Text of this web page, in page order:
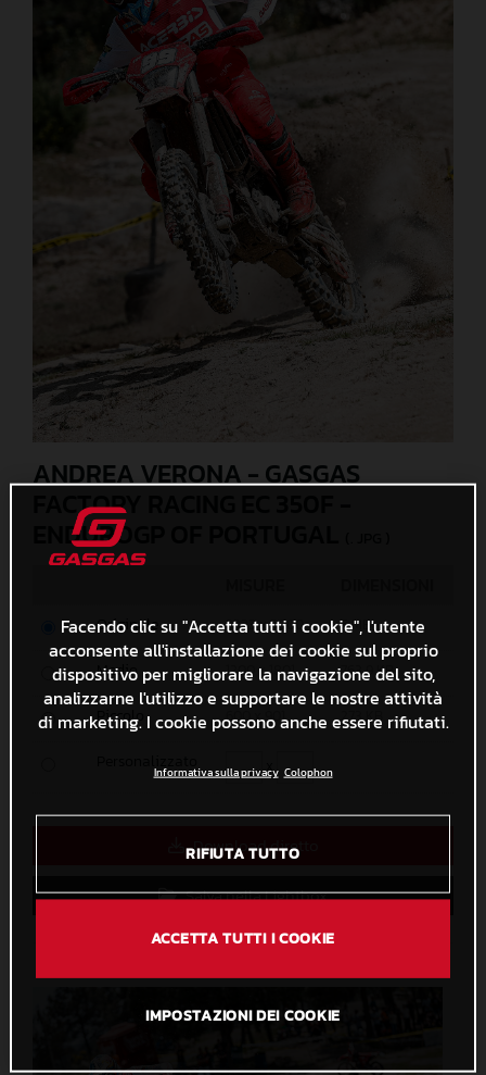
ANDREA VERONA - GASGAS
FACTORY RACING EC 350F -
ENDUROGP OF PORTUGAL
Originale 3333 x 5000 6 MB
Medio 1200 x 1801 763,9 KB
Piccolo 600 x 901 273 KB
x
Download diretto
Salva nella Lightbox
Facendo clic su "Accetta tutti i cookie", l'utente
acconsente all'installazione dei cookie sul proprio
dispositivo per migliorare la navigazione del sito,
analizzarne l'utilizzo e supportare le nostre attività
di marketing. I cookie possono anche essere rifiutati.
Informativa sulla privacy Colophon
RIFIUTA TUTTO
ACCETTA TUTTI I COOKIE
IMPOSTAZIONI DEI COOKIE